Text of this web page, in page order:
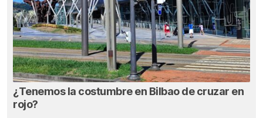
¿Tenemos la costumbre en Bilbao de cruzar en
rojo?